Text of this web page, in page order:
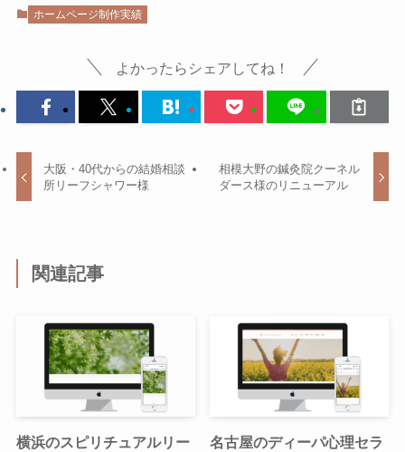
ホームページ制作実績
よかったらシェアしてね！
大阪・40代からの結婚相談
所リーフシャワー様
相模大野の鍼灸院クーネル
ダース様のリニューアル
関連記事
横浜のスピリチュアルリー
名古屋のディーパ心理セラ